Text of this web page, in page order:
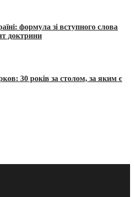
формула зі вступного слова
доктрини
30 років за столом, за яким є